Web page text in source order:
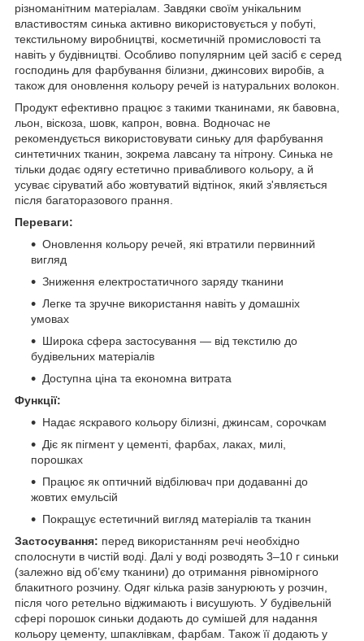
різноманітним матеріалам. Завдяки своїм унікальним
властивостям синька активно використовується у побуті,
текстильному виробництві, косметичній промисловості та
навіть у будівництві. Особливо популярним цей засіб є серед
господинь для фарбування білизни, джинсових виробів, а
також для оновлення кольору речей із натуральних волокон.
Продукт ефективно працює з такими тканинами, як бавовна,
льон, віскоза, шовк, капрон, вовна. Водночас не
рекомендується використовувати синьку для фарбування
синтетичних тканин, зокрема лавсану та нітрону. Синька не
тільки додає одягу естетично привабливого кольору, а й
усуває сіруватий або жовтуватий відтінок, який з'являється
після багаторазового прання.
Переваги:
Оновлення кольору речей, які втратили первинний
вигляд
Зниження електростатичного заряду тканини
Легке та зручне використання навіть у домашніх
умовах
Широка сфера застосування — від текстилю до
будівельних матеріалів
Доступна ціна та економна витрата
Функції:
Надає яскравого кольору білизні, джинсам, сорочкам
Діє як пігмент у цементі, фарбах, лаках, милі,
порошках
Працює як оптичний відбілювач при додаванні до
жовтих емульсій
Покращує естетичний вигляд матеріалів та тканин
Застосування: перед використанням речі необхідно
сполоснути в чистій воді. Далі у воді розводять 3–10 г синьки
(залежно від об’єму тканини) до отримання рівномірного
блакитного розчину. Одяг кілька разів занурюють у розчин,
після чого ретельно віджимають і висушують. У будівельній
сфері порошок синьки додають до сумішей для надання
кольору цементу, шпаклівкам, фарбам. Також її додають у